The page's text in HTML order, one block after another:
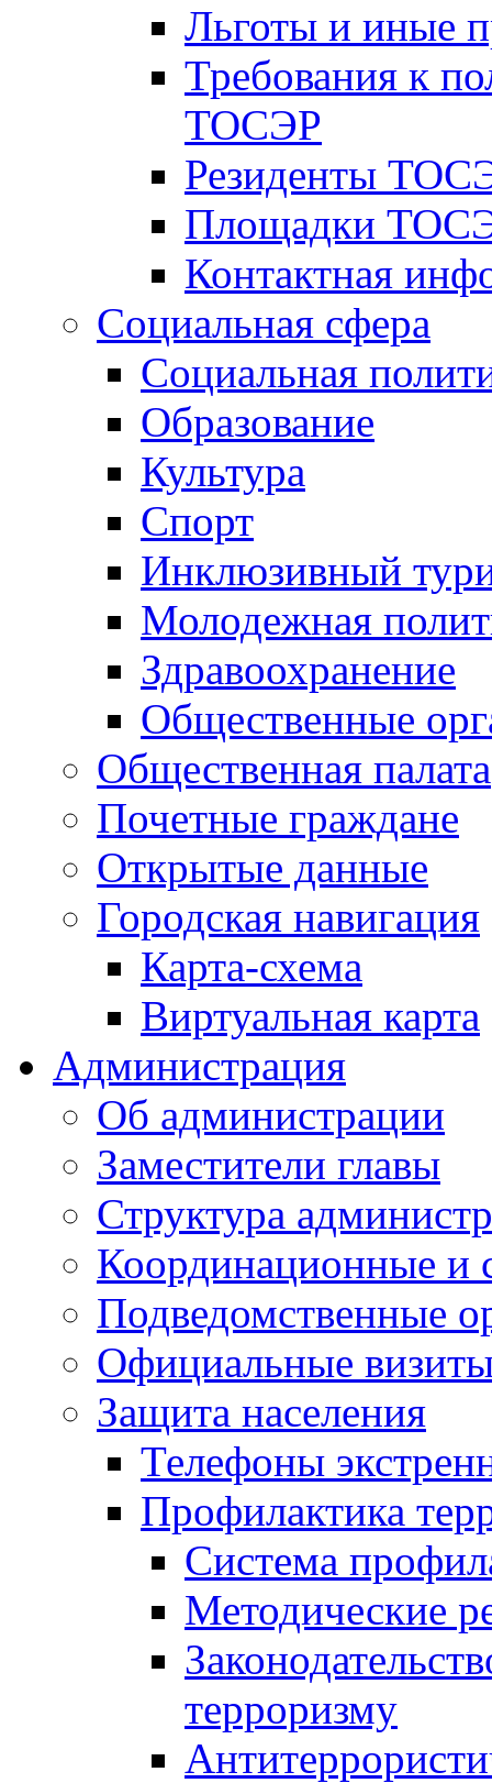
Льготы и иные
Требования к
ТОСЭР
Резиденты
Площадки
Контактная
Социальная сфера
Социальная
Образование
Культура
Спорт
Инклюзивный
Молодежная
Здравоохранение
Общественные
Общественная палата
Почетные граждане
Открытые данные
Городская навигация
Карта-схема
Виртуальная карта
Администрация
Об администрации
Заместители главы
Структура
Координационные и
Подведомственные
Официальные
Защита населения
Телефоны
Профилактика
Система
Методические
терроризму